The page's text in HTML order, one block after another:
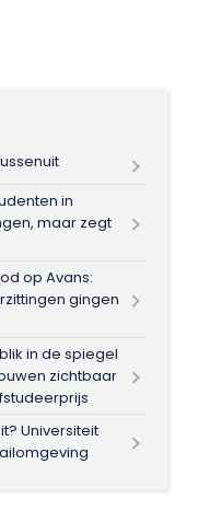
in
maar zegt
op Avans:
gingen
in de spiegel
zichtbaar
Universiteit